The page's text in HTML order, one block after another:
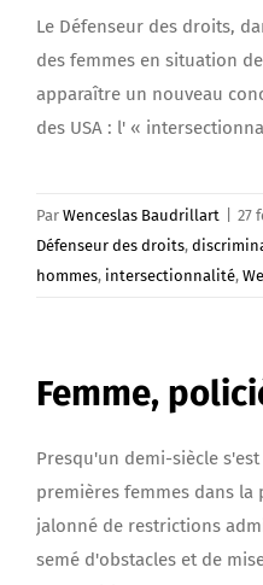
Le Défenseur des droits,
des femmes en situation
apparaître un nouveau
des USA : l' «
Par Wenceslas Baudrillart 27
Défenseur des droits,
hommes, intersectionnalité,
Femme,
Presqu'un demi-siècle
premières femmes dans la
jalonné de restrictions
semé d'obstacles et de